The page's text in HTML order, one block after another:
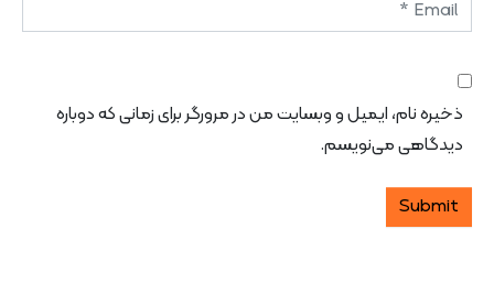
*
ذخیره نام، ایمیل و وبسایت من در مرورگر برای زمانی که دوباره
دیدگاهی می‌نویسم.
Submit